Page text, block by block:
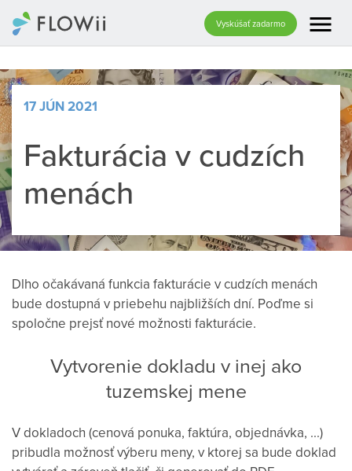
Vyskúšať zadarmo menu
17 JÚN 2021
Fakturácia v cudzích
menách
Dlho očakávaná funkcia fakturácie v cudzích menách
bude dostupná v priebehu najbližších dní. Poďme si
spoločne prejsť nové možnosti fakturácie.
Vytvorenie dokladu v inej ako
tuzemskej mene
V dokladoch (cenová ponuka, faktúra, objednávka, ...)
pribudla možnosť výberu meny, v ktorej sa bude doklad